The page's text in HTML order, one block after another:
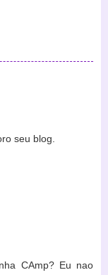
seu blog.
CAmp? Eu nao